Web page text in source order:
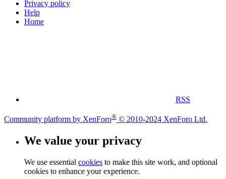
Privacy policy
Help
Home
RSS
Community platform by XenForo® © 2010-2024 XenForo Ltd.
We value your privacy
We use essential cookies to make this site work, and optional
cookies to enhance your experience.